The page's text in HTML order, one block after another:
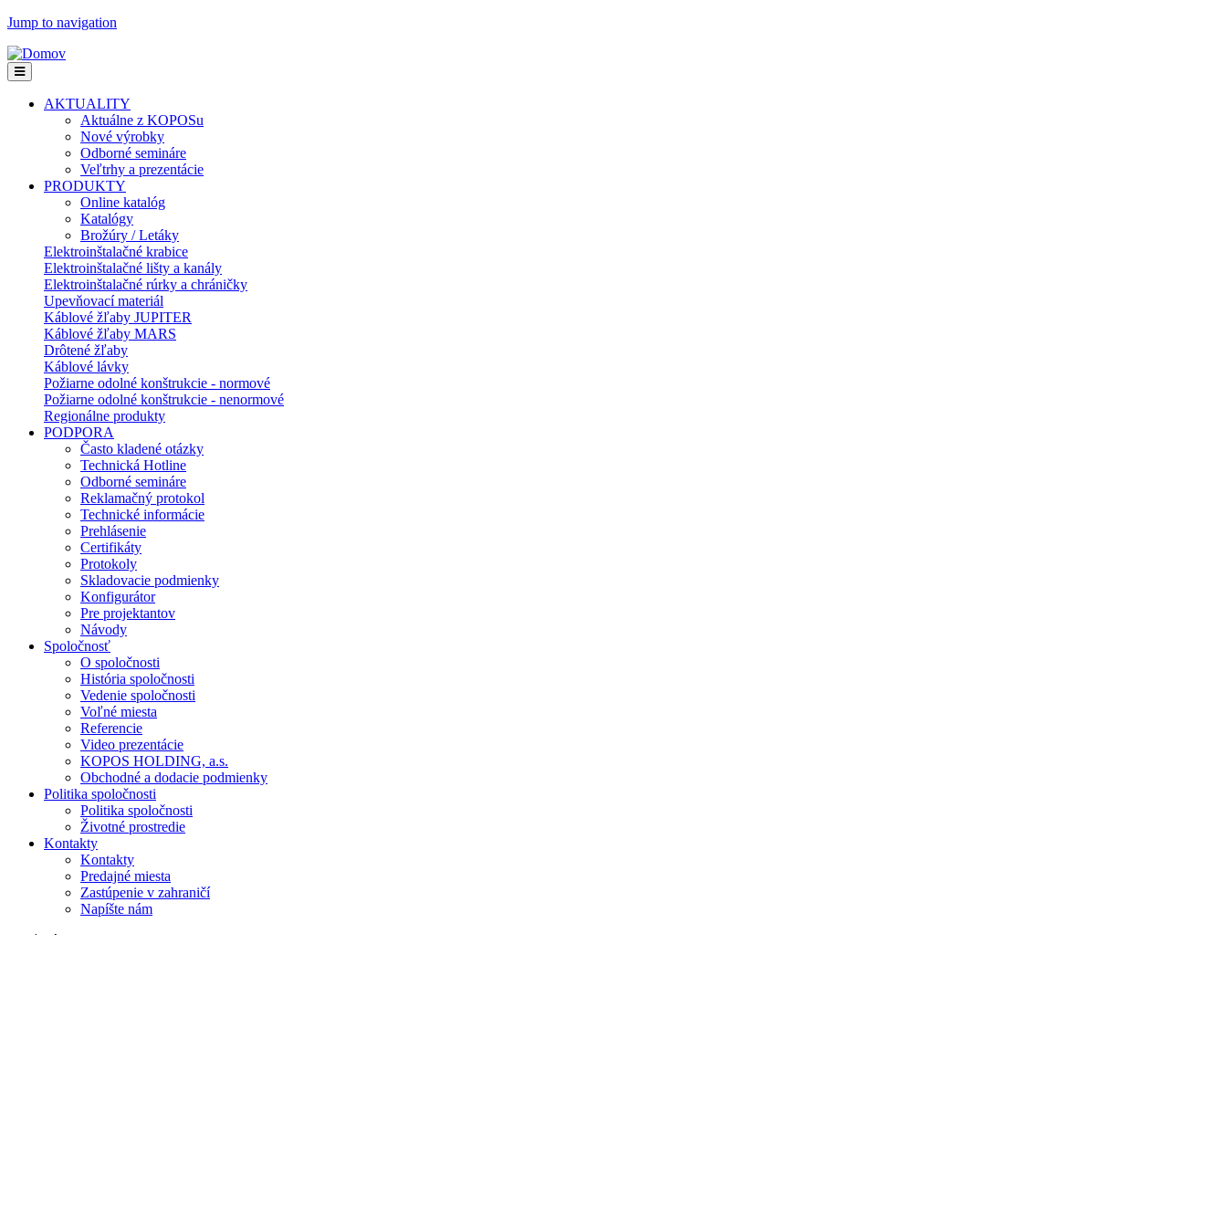
Jump to navigation
AKTUALITY
Aktuálne z KOPOSu
Nové výrobky
Odborné semináre
Veľtrhy a prezentácie
PRODUKTY
Online katalóg
Katalógy
Brožúry / Letáky
Elektroinštalačné krabice
Elektroinštalačné lišty a kanály
Elektroinštalačné rúrky a chráničky
Upevňovací materiál
Káblové žľaby JUPITER
Káblové žľaby MARS
Drôtené žľaby
Káblové lávky
Požiarne odolné konštrukcie - normové
Požiarne odolné konštrukcie - nenormové
Regionálne produkty
PODPORA
Často kladené otázky
Technická Hotline
Odborné semináre
Reklamačný protokol
Technické informácie
Prehlásenie
Certifikáty
Protokoly
Skladovacie podmienky
Konfigurátor
Pre projektantov
Návody
Spoločnosť
O spoločnosti
História spoločnosti
Vedenie spoločnosti
Voľné miesta
Referencie
Video prezentácie
KOPOS HOLDING, a.s.
Obchodné a dodacie podmienky
Politika spoločnosti
Politika spoločnosti
Životné prostredie
Kontakty
Kontakty
Predajné miesta
Zastúpenie v zahraničí
Napíšte nám
Vyhľadávanie